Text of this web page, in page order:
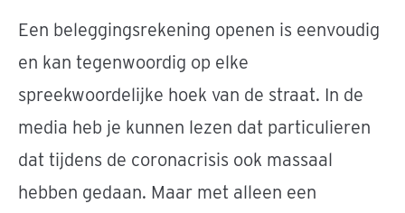
Een beleggingsrekening openen is eenvoudig
en kan tegenwoordig op elke
spreekwoordelijke hoek van de straat. In de
media heb je kunnen lezen dat particulieren
dat tijdens de coronacrisis ook massaal
hebben gedaan. Maar met alleen een